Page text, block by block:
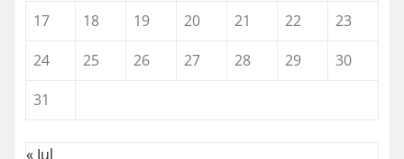
17
18 19 20 21 22
23
24
25 26 27 28 29
30
31
« Jul